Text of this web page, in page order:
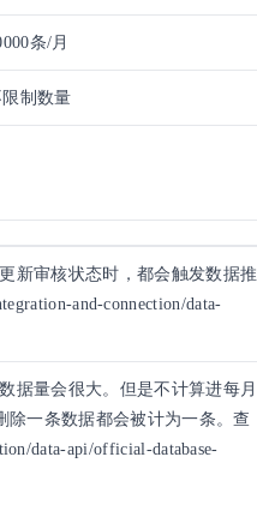
条/月
制数量
新审核状态时，都会触发数据推
and-connection/data-
据量会很大。但是不计算进每月
除一条数据都会被计为一条。查
data-api/official-database-